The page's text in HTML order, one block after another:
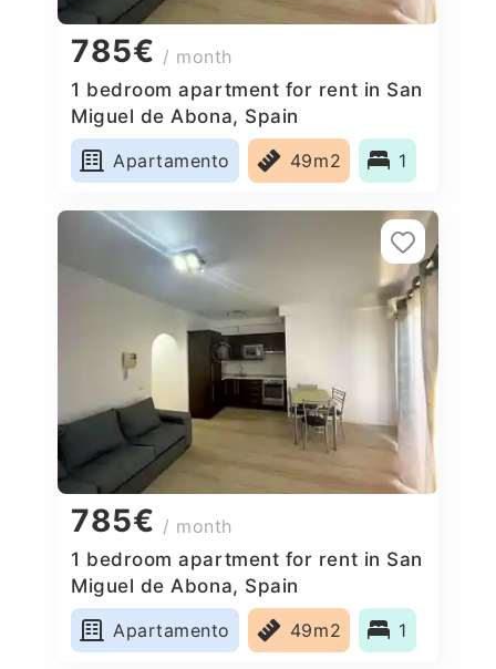
785€ / month
1 bedroom apartment for rent in San
Miguel de Abona, Spain
Apartamento
49m2 1
785€ / month
1 bedroom apartment for rent in San
Miguel de Abona, Spain
Apartamento
49m2 1